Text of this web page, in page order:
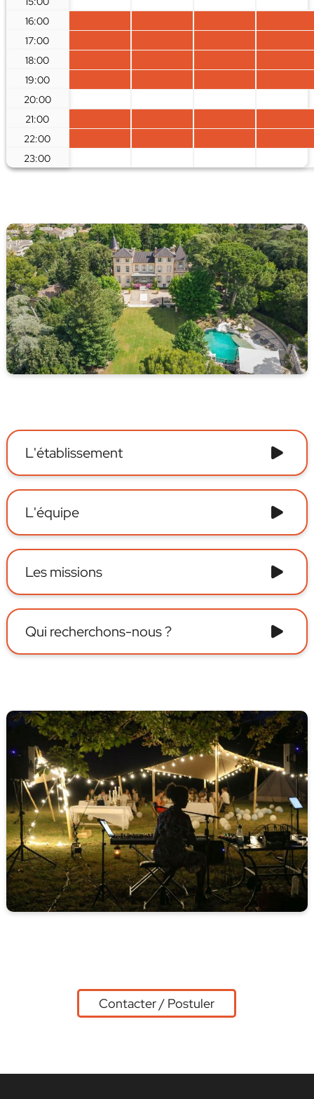
16:00
17:00
18:00
19:00
20:00
21:00
22:00
23:00
L'établissement
L'équipe
Les missions
Qui recherchons-nous ?
Contacter / Postuler